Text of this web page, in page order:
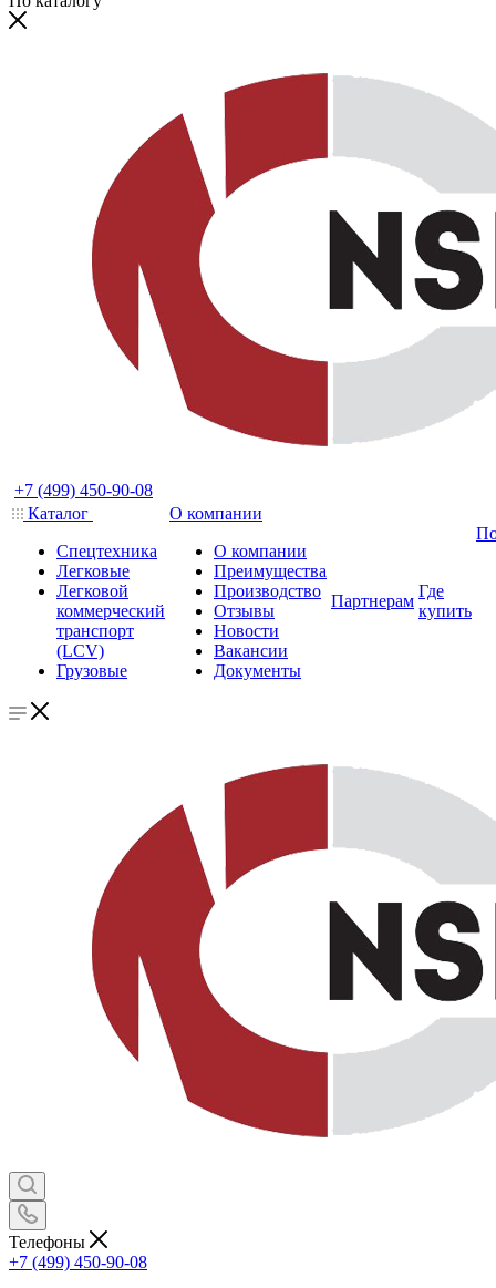
+7 (499) 450-90-08
Каталог
Спецтехника
Легковые
Легковой
коммерческий
транспорт
(LCV)
Грузовые
О компании
О компании
Преимущества
Производство
Отзывы
Новости
Вакансии
Документы
Партнерам
Где
купить
Телефоны
+7 (499) 450-90-08